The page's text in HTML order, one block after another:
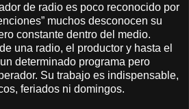
de radio es poco reconocido por
muchos desconocen su
constante dentro del medio.
una radio, el productor y hasta el
determinado programa pero
Su trabajo es indispensable,
feriados ni domingos.